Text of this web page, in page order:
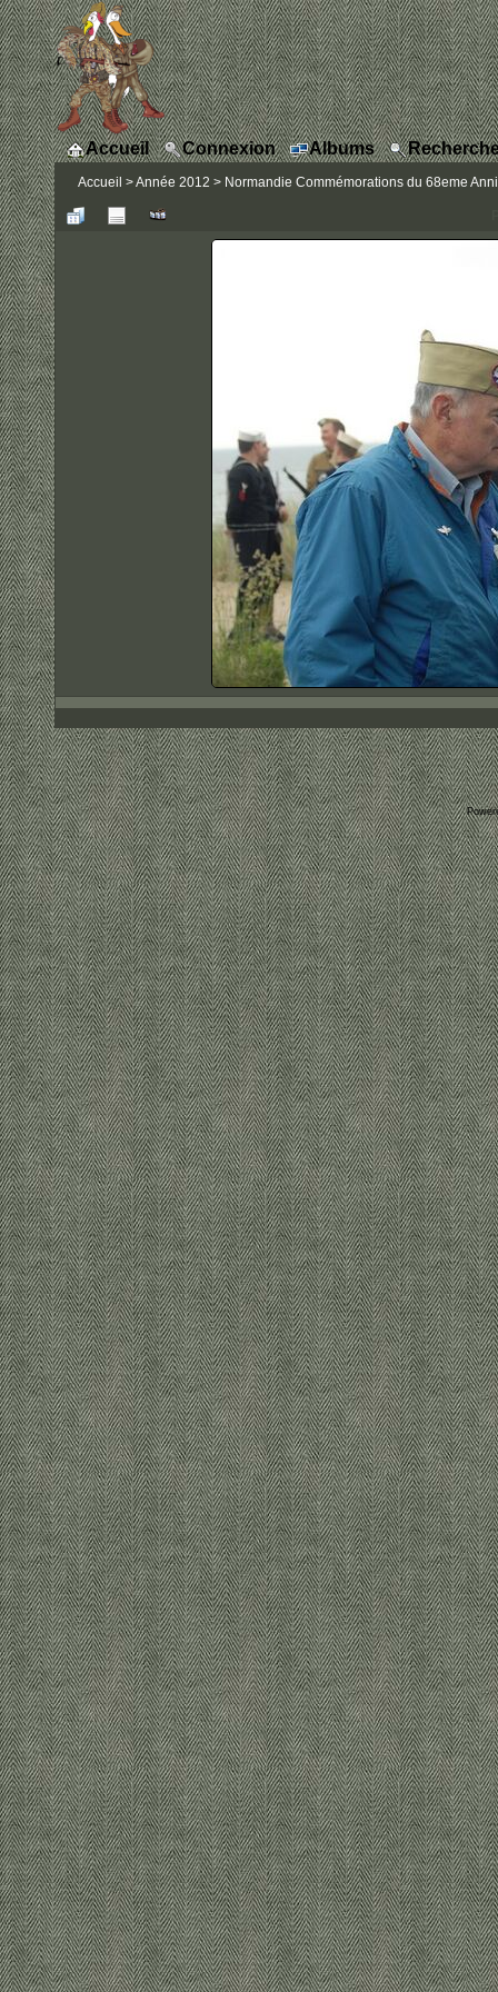
Accueil Connexion Albums
Accueil >Année 2012 > Normandie Commémorations du 68eme